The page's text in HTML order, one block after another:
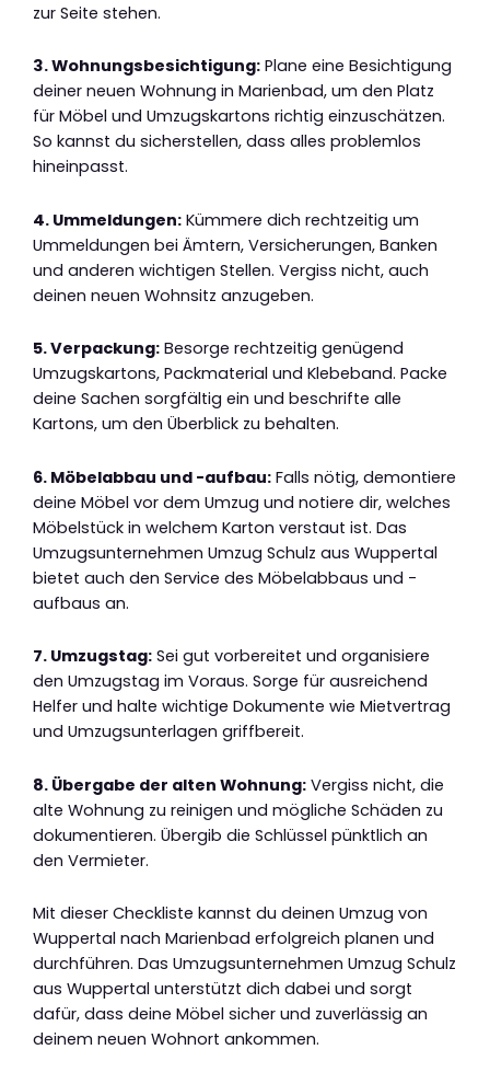
zur Seite stehen.
3. Wohnungsbesichtigung: Plane eine Besichtigung
deiner neuen Wohnung in Marienbad, um den Platz
für Möbel und Umzugskartons richtig einzuschätzen.
So kannst du sicherstellen, dass alles problemlos
hineinpasst.
4. Ummeldungen: Kümmere dich rechtzeitig um
Ummeldungen bei Ämtern, Versicherungen, Banken
und anderen wichtigen Stellen. Vergiss nicht, auch
deinen neuen Wohnsitz anzugeben.
5. Verpackung: Besorge rechtzeitig genügend
Umzugskartons, Packmaterial und Klebeband. Packe
deine Sachen sorgfältig ein und beschrifte alle
Kartons, um den Überblick zu behalten.
6. Möbelabbau und -aufbau: Falls nötig, demontiere
deine Möbel vor dem Umzug und notiere dir, welches
Möbelstück in welchem Karton verstaut ist. Das
Umzugsunternehmen Umzug Schulz aus Wuppertal
bietet auch den Service des Möbelabbaus und -
aufbaus an.
7. Umzugstag: Sei gut vorbereitet und organisiere
den Umzugstag im Voraus. Sorge für ausreichend
Helfer und halte wichtige Dokumente wie Mietvertrag
und Umzugsunterlagen griffbereit.
8. Übergabe der alten Wohnung: Vergiss nicht, die
alte Wohnung zu reinigen und mögliche Schäden zu
dokumentieren. Übergib die Schlüssel pünktlich an
den Vermieter.
Mit dieser Checkliste kannst du deinen Umzug von
Wuppertal nach Marienbad erfolgreich planen und
durchführen. Das Umzugsunternehmen Umzug Schulz
aus Wuppertal unterstützt dich dabei und sorgt
dafür, dass deine Möbel sicher und zuverlässig an
deinem neuen Wohnort ankommen.